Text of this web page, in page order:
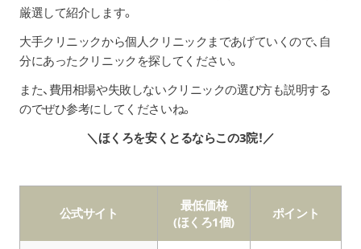
厳選して紹介します。
大手クリニックから個人クリニックまであげていくので、自
分にあったクリニックを探してください。
また、費用相場や失敗しないクリニックの選び方も説明する
のでぜひ参考にしてくださいね。
＼ほくろを安くとるならこの3院！／
公式サイト
最低価格
(ほくろ1個)
ポイント